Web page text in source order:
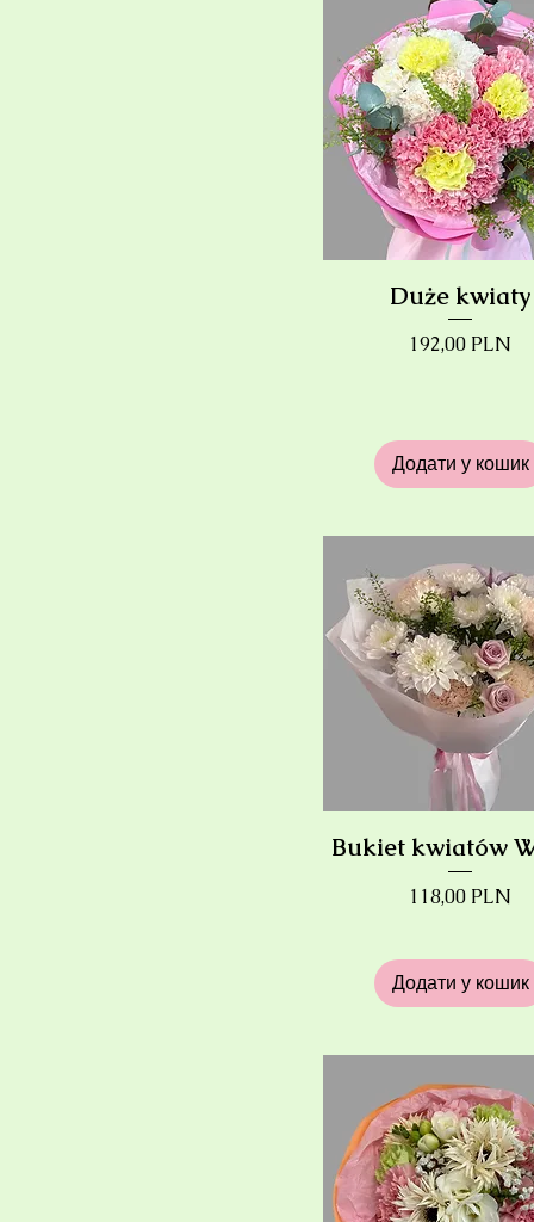
Duże kwiaty
Ціна
192,00 PLN
Додати у кошик
Bukiet kwiatów
Ціна
118,00 PLN
Додати у кошик